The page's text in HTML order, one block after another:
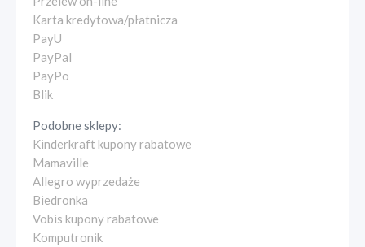
Karta kredytowa/płatnicza
PayU
PayPal
PayPo
Blik
Podobne sklepy:
Kinderkraft kupony rabatowe
Mamaville
Allegro wyprzedaże
Biedronka
Vobis kupony rabatowe
Komputronik